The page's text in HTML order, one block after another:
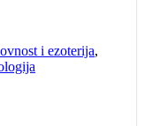
i ezoterija,